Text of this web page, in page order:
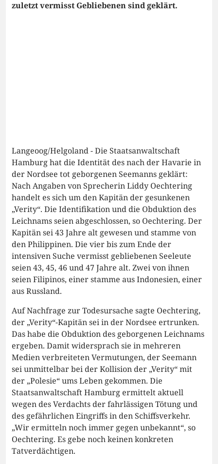
zuletzt vermisst Gebliebenen sind geklärt.
Langeoog/Helgoland - Die Staatsanwaltschaft
Hamburg hat die Identität des nach der Havarie in
der Nordsee tot geborgenen Seemanns geklärt:
Nach Angaben von Sprecherin Liddy Oechtering
handelt es sich um den Kapitän der gesunkenen
„Verity“. Die Identifikation und die Obduktion des
Leichnams seien abgeschlossen, so Oechtering. Der
Kapitän sei 43 Jahre alt gewesen und stamme von
den Philippinen. Die vier bis zum Ende der
intensiven Suche vermisst gebliebenen Seeleute
seien 43, 45, 46 und 47 Jahre alt. Zwei von ihnen
seien Filipinos, einer stamme aus Indonesien, einer
aus Russland.
Auf Nachfrage zur Todesursache sagte Oechtering,
der „Verity“-Kapitän sei in der Nordsee ertrunken.
Das habe die Obduktion des geborgenen Leichnams
ergeben. Damit widersprach sie in mehreren
Medien verbreiteten Vermutungen, der Seemann
sei unmittelbar bei der Kollision der „Verity“ mit
der „Polesie“ ums Leben gekommen. Die
Staatsanwaltschaft Hamburg ermittelt aktuell
wegen des Verdachts der fahrlässigen Tötung und
des gefährlichen Eingriffs in den Schiffsverkehr.
„Wir ermitteln noch immer gegen unbekannt“, so
Oechtering. Es gebe noch keinen konkreten
Tatverdächtigen.